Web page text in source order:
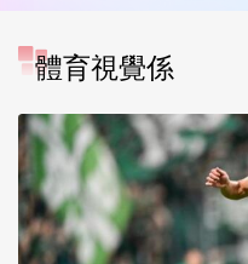
體育視覺係